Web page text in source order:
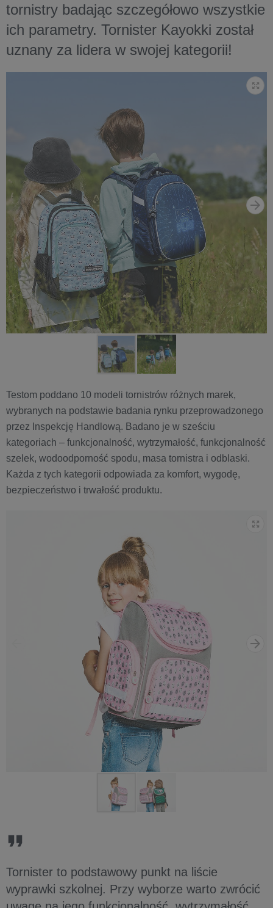
tornistry badając szczegółowo wszystkie
ich parametry. Tornister Kayokki został
uznany za lidera w swojej kategorii!
Testom poddano 10 modeli tornistrów różnych marek,
wybranych na podstawie badania rynku przeprowadzonego
przez Inspekcję Handlową. Badano je w sześciu
kategoriach – funkcjonalność, wytrzymałość, funkcjonalność
szelek, wodoodporność spodu, masa tornistra i odblaski.
Każda z tych kategorii odpowiada za komfort, wygodę,
bezpieczeństwo i trwałość produktu.
Tornister to podstawowy punkt na liście
wyprawki szkolnej. Przy wyborze warto zwrócić